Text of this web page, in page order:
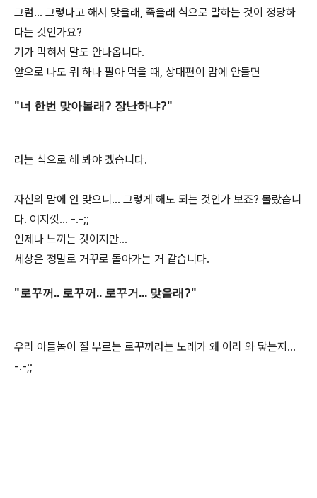
그럼... 그렇다고 해서 맞을래, 죽을래 식으로 말하는 것이 정당하
다는 것인가요?
기가 막혀서 말도 안나옵니다.
앞으로 나도 뭐 하나 팔아 먹을 때, 상대편이 맘에 안들면
"너 한번 맞아볼래? 장난하냐?"
라는 식으로 해 봐야 겠습니다.
자신의 맘에 안 맞으니... 그렇게 해도 되는 것인가 보죠? 몰랐습니
다. 여지껏... -.-;;
언제나 느끼는 것이지만...
세상은 정말로 거꾸로 돌아가는 거 같습니다.
"로꾸꺼.. 로꾸꺼.. 로꾸거... 맞을래?"
우리 아들놈이 잘 부르는 로꾸꺼라는 노래가 왜 이리 와 닿는지...
-.-;;